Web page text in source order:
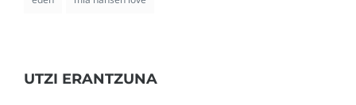
UTZI ERANTZUNA